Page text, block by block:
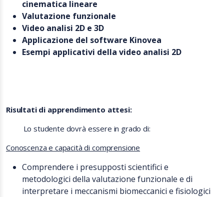
cinematica lineare
Valutazione funzionale
Video analisi 2D e 3D
Applicazione del software Kinovea
Esempi applicativi della video analisi 2D
Risultati di apprendimento attesi:
Lo studente dovrà essere in grado di:
Conoscenza e capacità di comprensione
Comprendere i presupposti scientifici e
metodologici della valutazione funzionale e di
interpretare i meccanismi biomeccanici e fisiologici